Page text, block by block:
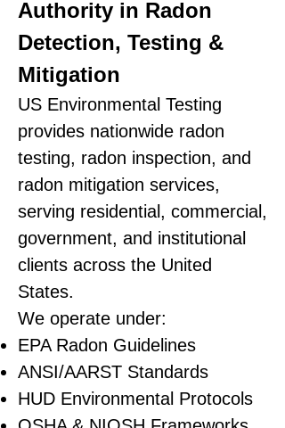
Authority in Radon
Detection, Testing &
Mitigation
US Environmental Testing
provides nationwide radon
testing, radon inspection, and
radon mitigation services,
serving residential, commercial,
government, and institutional
clients across the United
States.
We operate under:
EPA Radon Guidelines
ANSI/AARST Standards
HUD Environmental Protocols